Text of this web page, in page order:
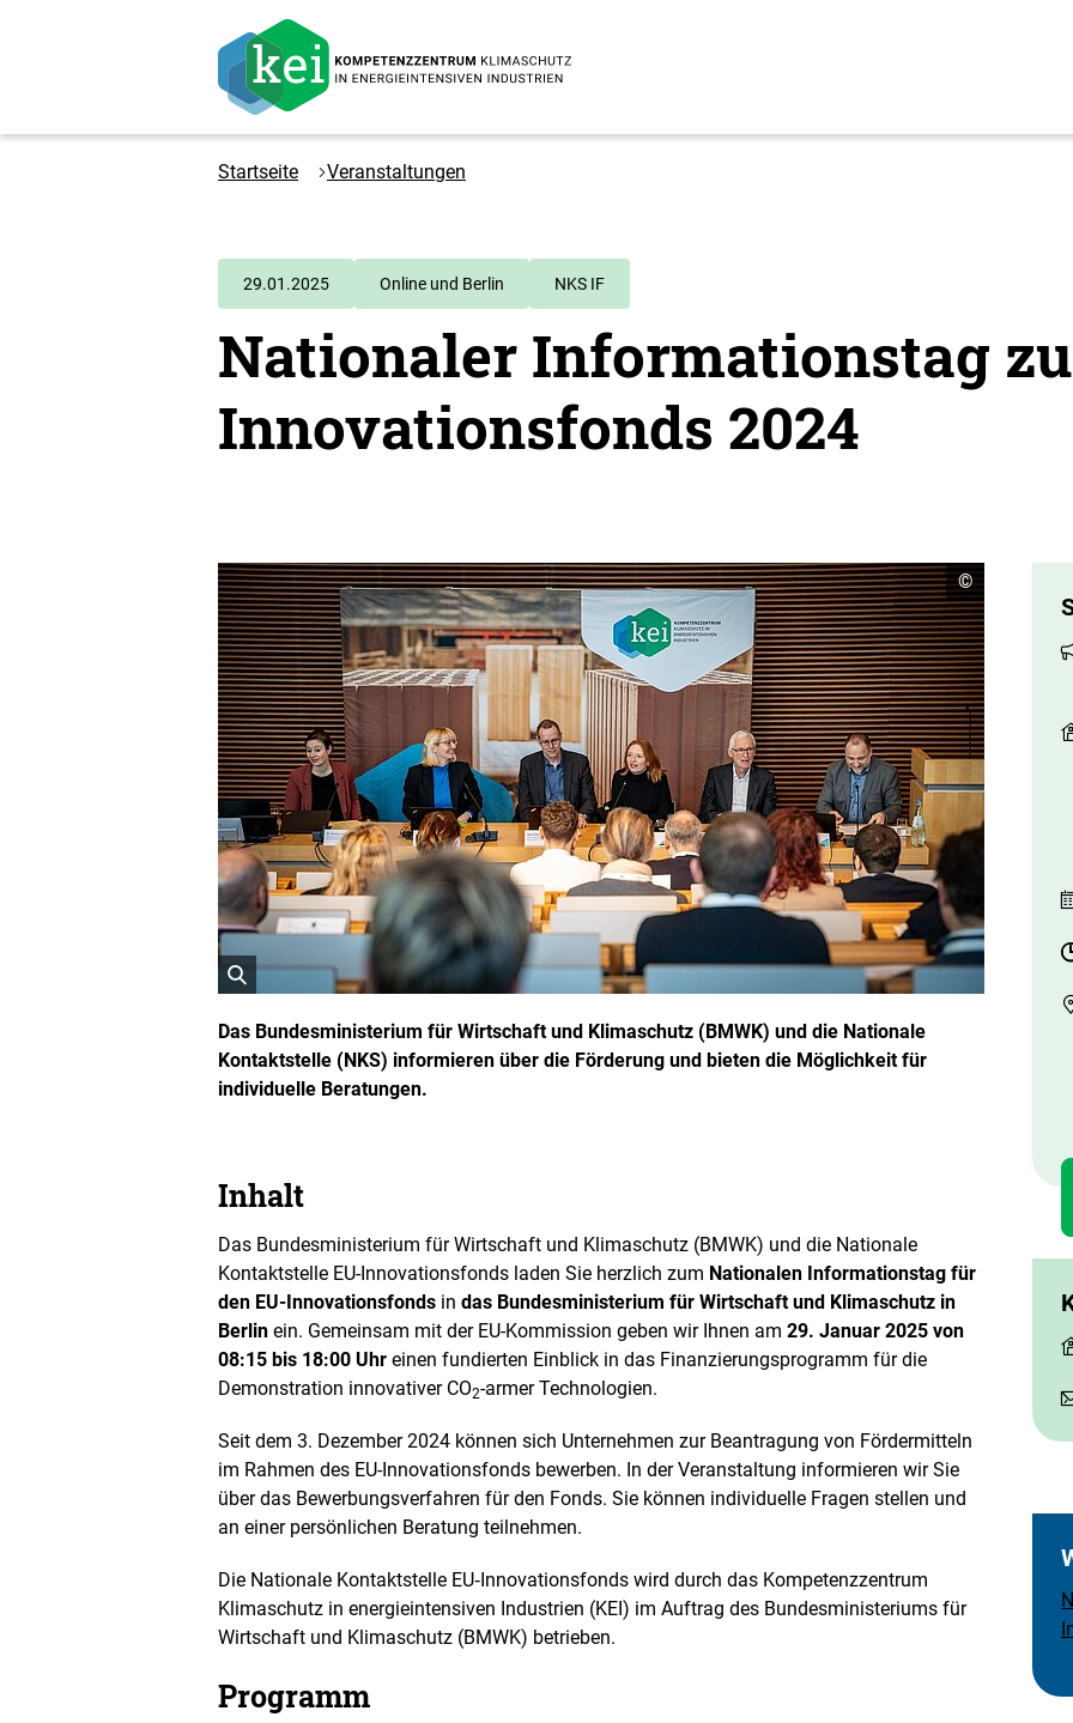
Klimaschutz
Startseite
Startseite Veranstaltungen
29.01.2025 Online und Berlin NKS IF
Nationaler Informationstag
Innovationsfonds 2024
f
f
n
e
l
d
i
n
e
i
n
r
v
r
g
r
ö
ß
r
t
e
n
a
r
C
o
p
y
r
i
g
h
t
I
f
r
o
n
e
©
Das Bundesministerium für Wirtschaft und Klimaschutz (BMWK) und die Nationale
Kontaktstelle (NKS) informieren über die Förderung und bieten die Möglichkeit für
individuelle Beratungen.
Inhalt
Das Bundesministerium für Wirtschaft und Klimaschutz (BMWK) und die Nationale
Kontaktstelle EU-Innovationsfonds laden Sie herzlich zum Nationalen Informationstag für
den EU-Innovationsfonds in das Bundesministerium für Wirtschaft und Klimaschutz in
Berlin ein. Gemeinsam mit der EU-Kommission geben wir Ihnen am 29. Januar 2025 von
08:15 bis 18:00 Uhr einen fundierten Einblick in das Finanzierungsprogramm für die
Demonstration innovativer CO2-armer Technologien.
Seit dem 3. Dezember 2024 können sich Unternehmen zur Beantragung von Fördermitteln
im Rahmen des EU-Innovationsfonds bewerben. In der Veranstaltung informieren wir Sie
über das Bewerbungsverfahren für den Fonds. Sie können individuelle Fragen stellen und
an einer persönlichen Beratung teilnehmen.
Die Nationale Kontaktstelle EU‑Innovationsfonds wird durch das Kompetenzzentrum
Klimaschutz in energieintensiven Industrien (KEI) im Auftrag des Bundesministeriums für
Wirtschaft und Klimaschutz (BMWK) betrieben.
Programm